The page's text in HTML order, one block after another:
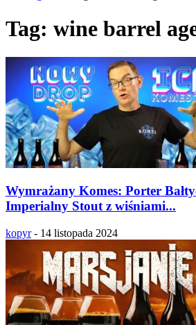
Tag: wine barrel
Wymrażany Komes: Porter
Imperialny Stout z wiśniami...
kopyr - 14 listopada 2024